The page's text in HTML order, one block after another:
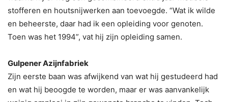
stofferen en houtsnijwerken aan toevoegde. “Wat ik wilde
en beheerste, daar had ik een opleiding voor genoten.
Toen was het 1994”, vat hij zijn opleiding samen.
Gulpener Azijnfabriek
Zijn eerste baan was afwijkend van wat hij gestudeerd had
en wat hij beoogde te worden, maar er was aanvankelijk